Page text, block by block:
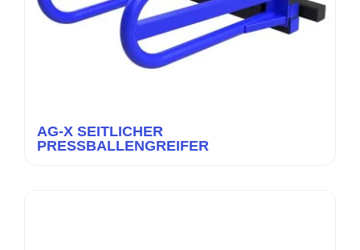
AG-X SEITLICHER
PRESSBALLENGREIFER